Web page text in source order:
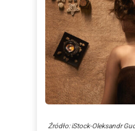
Źródło: iStock-Oleksandr